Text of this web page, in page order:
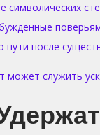
символических
после
служить